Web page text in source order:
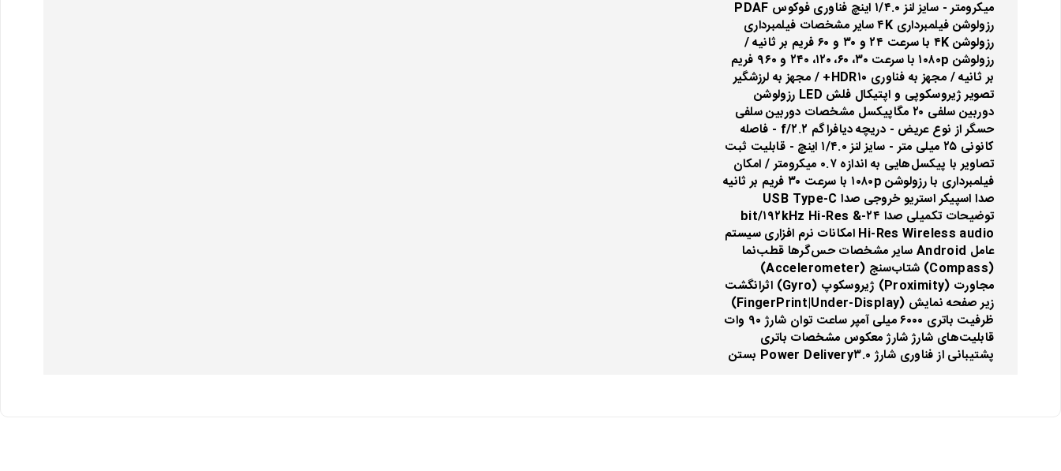
میکرومتر - سایز لنز ۱/۴.۰ اینچ فناوری فوکوس PDAF
رزولوشن فیلمبرداری ۴K سایر مشخصات فیلمبرداری
رزولوشن ۴K با سرعت ۲۴ و ۳۰ و ۶۰ فریم بر ثانیه /
رزولوشن ۱۰۸۰p با سرعت ۳۰، ۶۰، ۱۲۰، ۲۴۰ و ۹۶۰ فریم
بر ثانیه / مجهز به فناوری HDR۱۰+ / مجهز به لرزشگیر
تصویر ژیروسکوپی و اپتیکال فلش LED رزولوشن
دوربین سلفی ۲۰ مگاپیکسل مشخصات دوربین سلفی
حسگر از نوع عریض - دریچه دیافراگم f/۲.۲ - فاصله
کانونی ۲۵ میلی متر - سایز لنز ۱/۴.۰ اینچ - قابلیت ثبت
تصاویر با پیکسل‌هایی به اندازه ۰.۷ میکرومتر / امکان
فیلمبرداری با رزولوشن ۱۰۸۰p با سرعت ۳۰ فریم بر ثانیه
صدا اسپیکر استریو خروجی صدا USB Type-C
توضیحات تکمیلی صدا ۲۴-bit/۱۹۲kHz Hi-Res &
Hi-Res Wireless audio امکانات نرم افزاری سیستم
عامل Android سایر مشخصات حس‌گرها قطب‌نما
(Compass) شتاب‌سنج (Accelerometer)
مجاورت (Proximity) ژیروسکوپ (Gyro) اثرانگشت
زیر صفحه نمایش (FingerPrint|Under-Display)
ظرفیت باتری ۶۰۰۰ میلی آمپر ساعت توان شارژ ۹۰ وات
قابلیت‌های شارژ شارژ معکوس مشخصات باتری
پشتیبانی از فناوری شارژ Power Delivery۳.۰ بستن